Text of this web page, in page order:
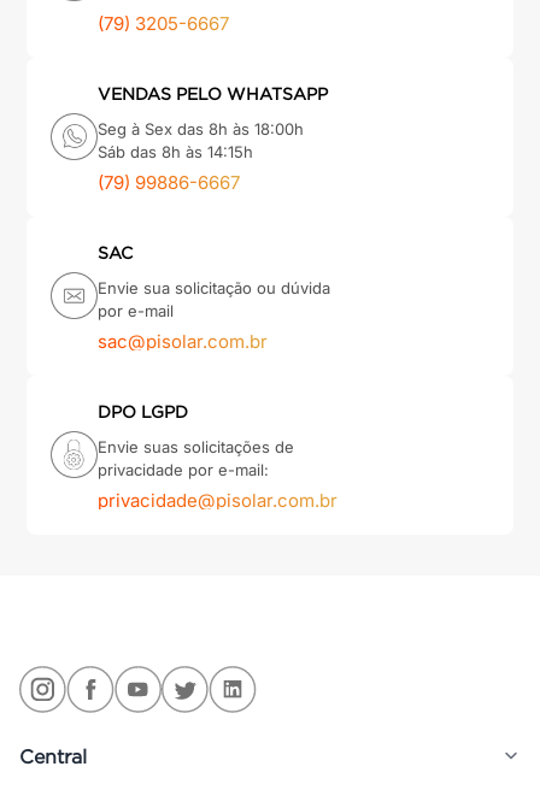
(79) 3205-6667
VENDAS PELO WHATSAPP
Seg à Sex das 8h às 18:00h
Sáb das 8h às 14:15h
(79) 99886-6667
SAC
Envie sua solicitação ou dúvida
por e-mail
sac@pisolar.com.br
DPO LGPD
Envie suas solicitações de
privacidade por e-mail:
privacidade@pisolar.com.br
Central